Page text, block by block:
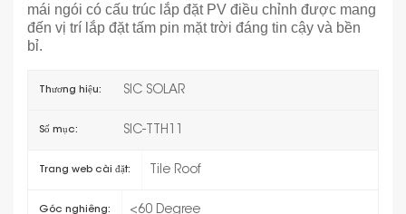
mái ngói có cấu trúc lắp đặt PV điều chỉnh được mang
đến vị trí lắp đặt tấm pin mặt trời đáng tin cậy và bền
bỉ.
Thương hiệu: SIC SOLAR
Số mục: SIC-TTH11
Trang web cài đặt: Tile Roof
Góc nghiêng: <60 Degree